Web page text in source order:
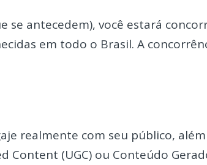
se antecedem), você estará
em todo o Brasil. A
realmente com seu público,
Content (UGC) ou Conteúdo